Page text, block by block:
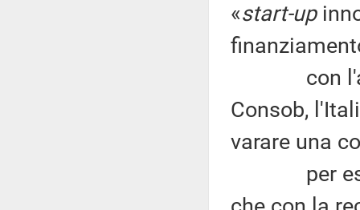
«start-up
con
Consob,
varare una
per